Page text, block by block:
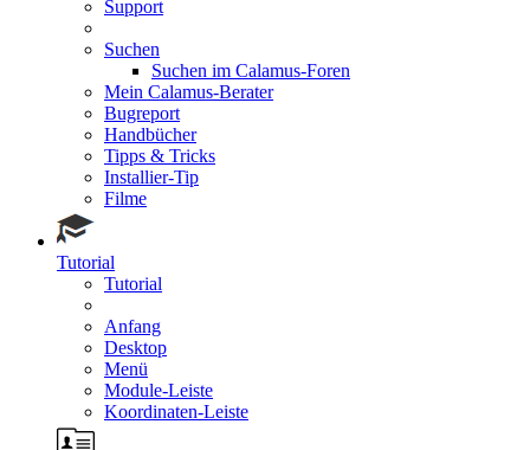
Support
Suchen
Suchen im Calamus-Foren
Mein Calamus-Berater
Bugreport
Handbücher
Tipps & Tricks
Installier-Tip
Filme
Tutorial
Tutorial
Anfang
Desktop
Menü
Module-Leiste
Koordinaten-Leiste